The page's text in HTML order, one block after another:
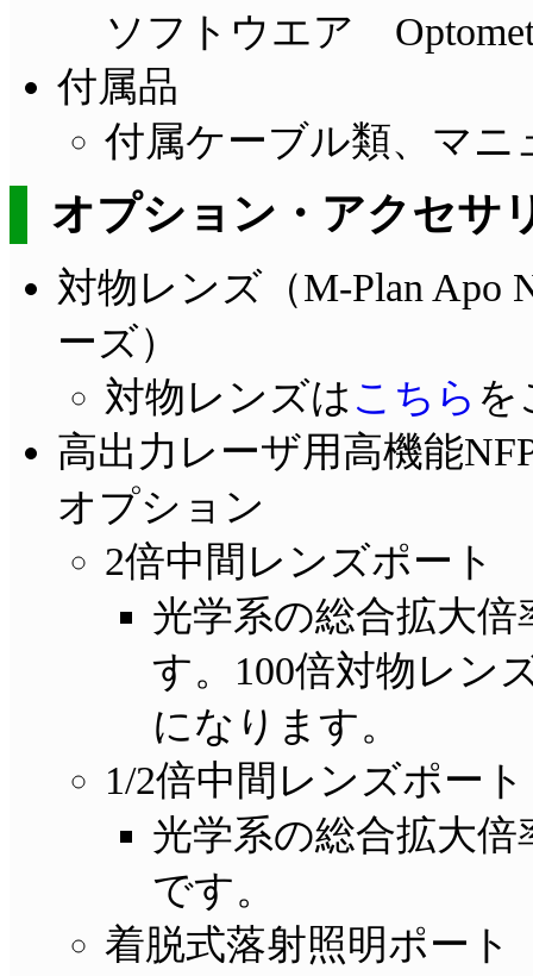
ソフトウエア
付属品
付属ケーブル類、マニ
オプション・アクセ
対物レンズ（M-Plan Apo
ーズ）
対物レンズは こちら を
高出力レーザ用高機能
オプション
2倍中間レンズポート
光学系の総合拡大
す。100倍対物レン
になります。
1/2倍中間レンズポー
光学系の総合拡大
です。
着脱式落射照明ポート